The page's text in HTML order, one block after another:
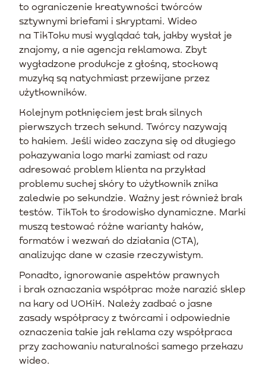
to ograniczenie kreatywności twórców
sztywnymi briefami i skryptami. Wideo
na TikToku musi wyglądać tak, jakby wysłał je
znajomy, a nie agencja reklamowa. Zbyt
wygładzone produkcje z głośną, stockową
muzyką są natychmiast przewijane przez
użytkowników.
Kolejnym potknięciem jest brak silnych
pierwszych trzech sekund. Twórcy nazywają
to hakiem. Jeśli wideo zaczyna się od długiego
pokazywania logo marki zamiast od razu
adresować problem klienta na przykład
problemu suchej skóry to użytkownik znika
zaledwie po sekundzie. Ważny jest również brak
testów. TikTok to środowisko dynamiczne. Marki
muszą testować różne warianty haków,
formatów i wezwań do działania (CTA),
analizując dane w czasie rzeczywistym.
Ponadto, ignorowanie aspektów prawnych
i brak oznaczania współprac może narazić sklep
na kary od UOKiK. Należy zadbać o jasne
zasady współpracy z twórcami i odpowiednie
oznaczenia takie jak reklama czy współpraca
przy zachowaniu naturalności samego przekazu
wideo.